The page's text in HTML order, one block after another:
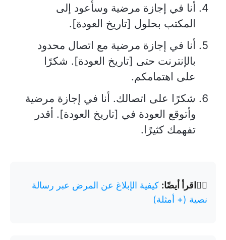
أنا في إجازة مرضية وسأعود إلى
المكتب بحلول [تاريخ العودة].
أنا في إجازة مرضية مع اتصال محدود
بالإنترنت حتى [تاريخ العودة]. شكرًا
على اهتمامكم.
شكرًا على اتصالك. أنا في إجازة مرضية
وأتوقع العودة في [تاريخ العودة]. أقدر
تفهمك كثيرًا.
👉🏽 اقرأ أيضًا: كيفية الإبلاغ عن المرض عبر رسالة
نصية (+ أمثلة)